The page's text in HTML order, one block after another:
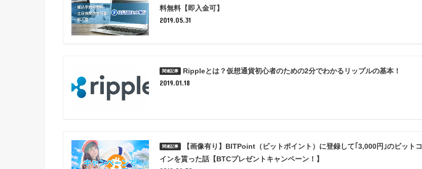
料無料【即入金可】
2019.05.31
Rippleとは？仮想通貨初心者のための2分でわかるリップルの基本！
2019.01.18
【画像有り】BITPoint（ビットポイント）に登録して｢3,000円｣のビットコ
インを貰った話【BTCプレゼントキャンペーン！】